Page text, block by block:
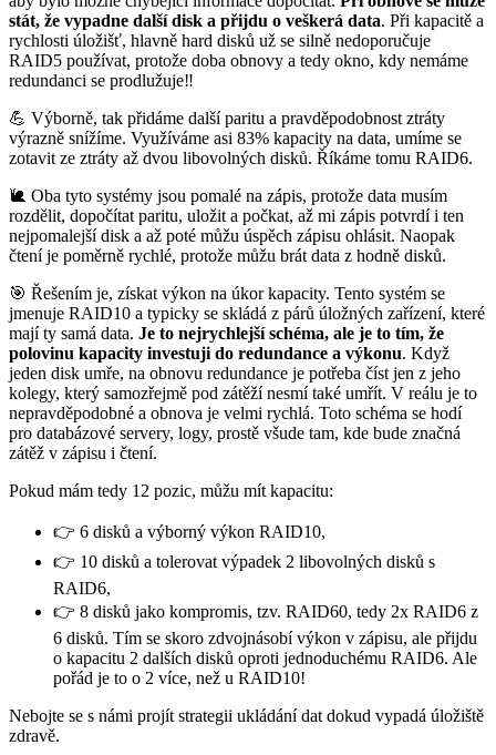
stát, že vypadne další disk a přijdu o veškerá data. Při kapacitě a
rychlosti úložišť, hlavně hard disků už se silně nedoporučuje
RAID5 používat, protože doba obnovy a tedy okno, kdy nemáme
redundanci se prodlužuje‼️
💪 Výborně, tak přidáme další paritu a pravděpodobnost ztráty
výrazně snížíme. Využíváme asi 83% kapacity na data, umíme se
zotavit ze ztráty až dvou libovolných disků. Říkáme tomu RAID6.
🐌 Oba tyto systémy jsou pomalé na zápis, protože data musím
rozdělit, dopočítat paritu, uložit a počkat, až mi zápis potvrdí i ten
nejpomalejší disk a až poté můžu úspěch zápisu ohlásit. Naopak
čtení je poměrně rychlé, protože můžu brát data z hodně disků.
🎯 Řešením je, získat výkon na úkor kapacity. Tento systém se
jmenuje RAID10 a typicky se skládá z párů úložných zařízení, které
mají ty samá data. Je to nejrychlejší schéma, ale je to tím, že
polovinu kapacity investuji do redundance a výkonu. Když
jeden disk umře, na obnovu redundance je potřeba číst jen z jeho
kolegy, který samozřejmě pod zátěží nesmí také umřít. V reálu je to
nepravděpodobné a obnova je velmi rychlá. Toto schéma se hodí
pro databázové servery, logy, prostě všude tam, kde bude značná
zátěž v zápisu i čtení.
Pokud mám tedy 12 pozic, můžu mít kapacitu:
👉 6 disků a výborný výkon RAID10,
👉 10 disků a tolerovat výpadek 2 libovolných disků s
RAID6,
👉 8 disků jako kompromis, tzv. RAID60, tedy 2x RAID6 z
6 disků. Tím se skoro zdvojnásobí výkon v zápisu, ale přijdu
o kapacitu 2 dalších disků oproti jednoduchému RAID6. Ale
pořád je to o 2 více, než u RAID10!
Nebojte se s námi projít strategii ukládání dat dokud vypadá úložiště
zdravě.